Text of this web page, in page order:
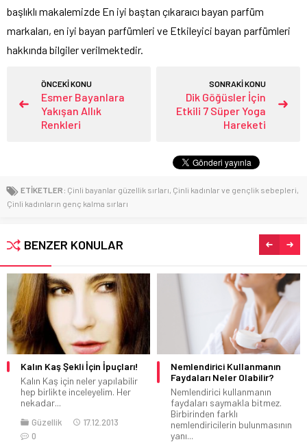
başlıklı makalemizde En iyi baştan çıkaraıcı bayan parfüm
markaları, en iyi bayan parfümleri ve Etkileyici bayan parfümleri
hakkında bilgiler verilmektedir.
ÖNCEKİ KONU
Esmer Bayanlara
Yakışan Allık
Renkleri
SONRAKİ KONU
Dik Göğüsler İçin
Etkili 7 Süper Yoga
Hareketi
ETİKETLER: Çinli bayanlar güzellik sırları, Çinli kadınlar ve gençlik sebepleri,
Çinli kadınların genç kalma sırları
BENZER KONULAR
Kalın Kaş Şekli İçin İpuçları!
Kalın Kaş için neler yapılabilir
hep birlikte inceleyelim. Her
nekadar...
Güzellik
17.12.2013
0
Nemlendirici Kullanmanın
Faydaları Neler Olabilir?
Nemlendirici kullanmanın
faydaları saymakla bitmez.
Birbirinden farklı
nemlendiricilerin bulunmasının
yanı...